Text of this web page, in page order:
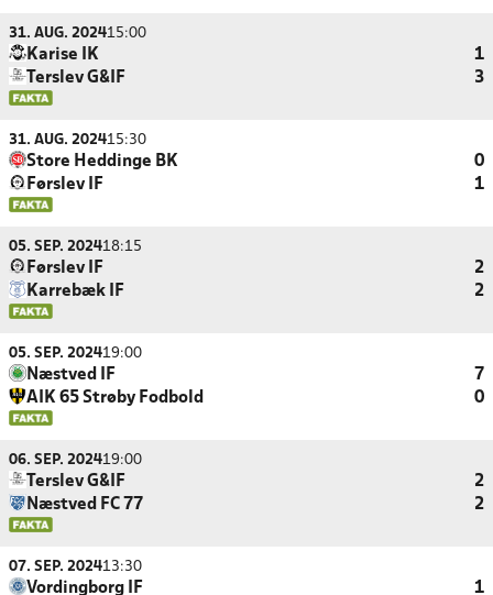
31. AUG. 202415:00
Karise IK
1
Terslev G&IF
3
31. AUG. 202415:30
Store Heddinge BK
0
Førslev IF
1
05. SEP. 202418:15
Førslev IF
2
Karrebæk IF
2
05. SEP. 202419:00
Næstved IF
7
AIK 65 Strøby Fodbold
0
06. SEP. 202419:00
Terslev G&IF
2
Næstved FC 77
2
07. SEP. 202413:30
Vordingborg IF 1